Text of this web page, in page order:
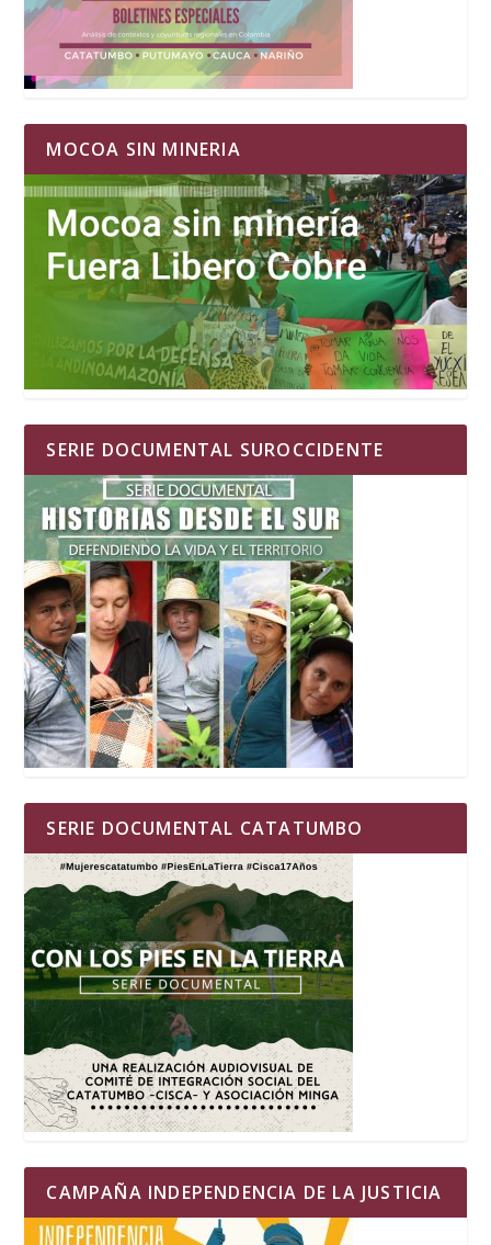
MOCOA SIN MINERIA
SERIE DOCUMENTAL SUROCCIDENTE
SERIE DOCUMENTAL CATATUMBO
CAMPAÑA INDEPENDENCIA DE LA JUSTICIA